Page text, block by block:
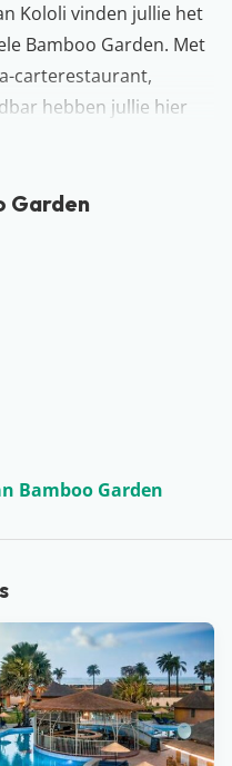
Kololi vinden jullie het
Bamboo Garden. Met
carterestaurant,
hebben jullie hier
jezelf met een
wandel naar het
proeven jullie de
wachten jullie nog op?
Garden
Bamboo Garden